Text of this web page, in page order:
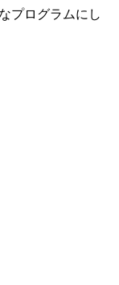
プログラムにし